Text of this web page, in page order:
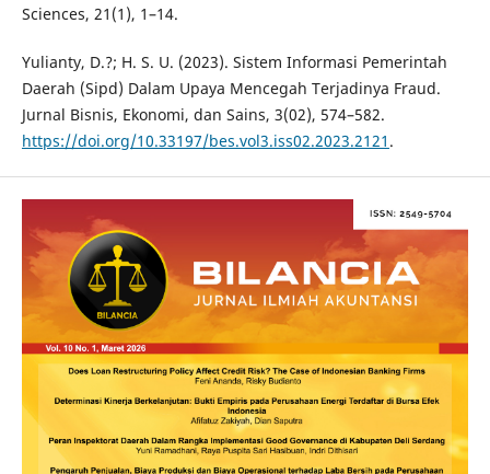
Sciences, 21(1), 1–14.
Yulianty, D.?; H. S. U. (2023). Sistem Informasi Pemerintah
Daerah (Sipd) Dalam Upaya Mencegah Terjadinya Fraud.
Jurnal Bisnis, Ekonomi, dan Sains, 3(02), 574–582.
https://doi.org/10.33197/bes.vol3.iss02.2023.2121 .